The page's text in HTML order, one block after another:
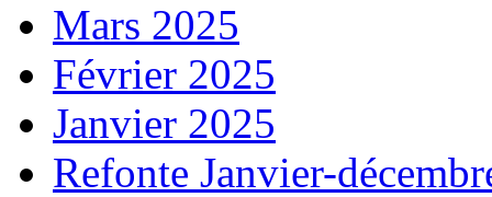
Mars 2025
Février 2025
Janvier 2025
Refonte Janvier-